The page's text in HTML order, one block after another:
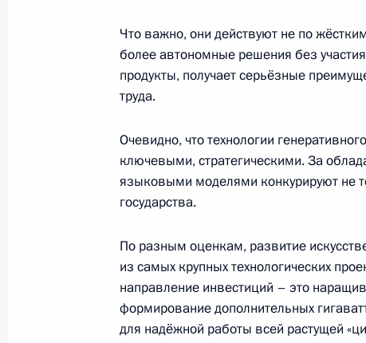
Телефонный разговор с
Лукашенко
15 ноября 2025 года, 20:20
14 ноября 2025 года, пятница
Совещание с постоянными членами
14 ноября 2025 года, 13:50 Москва, Кремль
13 ноября 2025 года, четверг
Что важно, они действуют не по
более автономные решения без
продукты, получает серьёзные
труда.
Очевидно, что технологии
ключевыми, стратегическими. За
языковыми моделями конкурируют не
государства.
По разным оценкам, развитие
из самых крупных технологических
направление инвестиций – это
формирование дополнительных
для надёжной работы всей растущей